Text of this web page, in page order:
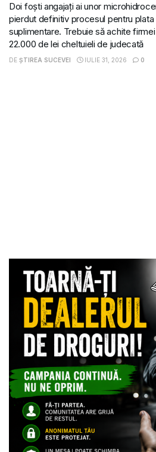
Doi foști angajați ai unor
pierdut definitiv procesul pentru plata
suplimentare. Trebuie să achite
22.000 de lei cheltuieli de judecată
DE ȘTIREA SUCEVEI IULIE 31, 2026 0